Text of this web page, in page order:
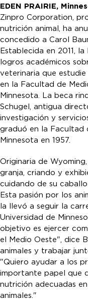
EDEN PRAIRIE,
Zinpro Corporation,
nutrición animal, ha
concedido a Carol
Establecida en 2011,
logros académicos
veterinaria que estudie
en la Facultad de
Minnesota. La beca
Schugel, antigua
investigación y
graduó en la Facultad
Minnesota en 1957.
Originaria de
granja, criando y
cuidando de su
Esta pasión por los
la llevó a seguir la
Universidad de
objetivo es ejercer
el Medio Oeste", dice
animales y trabajar
"Quiero ayudar a los
importante papel que
nutrición adecuadas
animales."